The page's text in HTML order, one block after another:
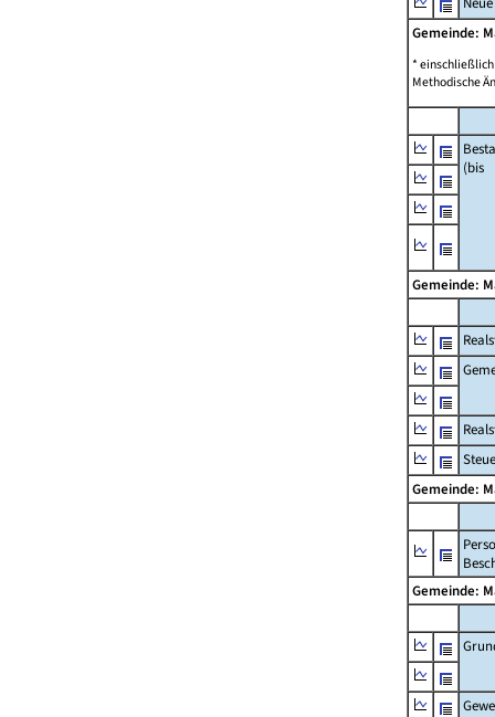
Gemeinde:
*
Methodische
(bis
Gemeinde:
Gemeinde:
Gemeinde: